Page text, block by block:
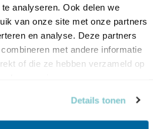
analyseren. Ook delen we
van onze site met onze partners
en analyse. Deze partners
met andere informatie
of die ze hebben verzameld op
Details tonen